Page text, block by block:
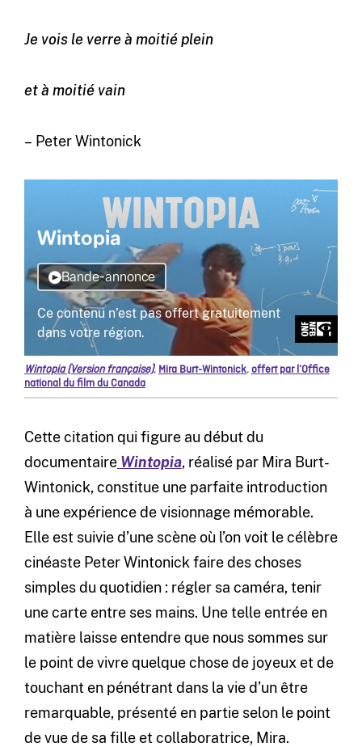
Je vois le verre à moitié plein
et à moitié vain
– Peter Wintonick
Wintopia (Version française), Mira Burt-Wintonick,offert par l’Office
national du film du Canada
Cette citation qui figure au début du
documentaireWintopia, réalisé par Mira Burt-
Wintonick, constitue une parfaite introduction
à une expérience de visionnage mémorable.
Elle est suivie d’une scène où l’on voit le célèbre
cinéaste Peter Wintonick faire des choses
simples du quotidien : régler sa caméra, tenir
une carte entre ses mains. Une telle entrée en
matière laisse entendre que nous sommes sur
le point de vivre quelque chose de joyeux et de
touchant en pénétrant dans la vie d’un être
remarquable, présenté en partie selon le point
de vue de sa fille et collaboratrice, Mira.